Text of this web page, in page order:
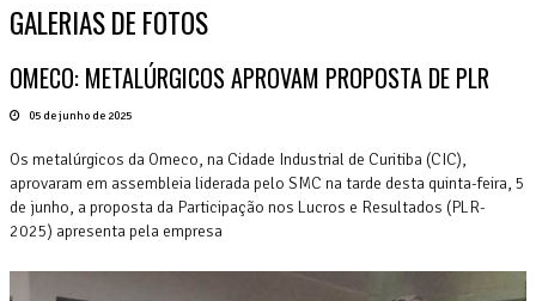
GALERIAS DE FOTOS
OMECO: METALÚRGICOS APROVAM PROPOSTA DE PLR
05 de junho de 2025
Os metalúrgicos da Omeco, na Cidade Industrial de Curitiba (CIC),
aprovaram em assembleia liderada pelo SMC na tarde desta quinta-feira, 5
de junho, a proposta da Participação nos Lucros e Resultados (PLR-
2025) apresenta pela empresa